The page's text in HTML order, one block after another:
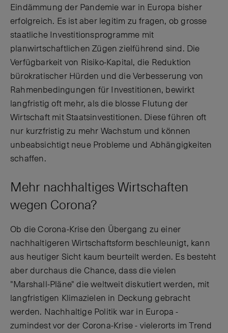
Eindämmung der Pandemie war in Europa bisher
erfolgreich. Es ist aber legitim zu fragen, ob grosse
staatliche Investitionsprogramme mit
planwirtschaftlichen Zügen zielführend sind. Die
Verfügbarkeit von Risiko-Kapital, die Reduktion
bürokratischer Hürden und die Verbesserung von
Rahmenbedingungen für Investitionen, bewirkt
langfristig oft mehr, als die blosse Flutung der
Wirtschaft mit Staatsinvestitionen. Diese führen oft
nur kurzfristig zu mehr Wachstum und können
unbeabsichtigt neue Probleme und Abhängigkeiten
schaffen.
Mehr nachhaltiges Wirtschaften
wegen Corona?
Ob die Corona-Krise den Übergang zu einer
nachhaltigeren Wirtschaftsform beschleunigt, kann
aus heutiger Sicht kaum beurteilt werden. Es besteht
aber durchaus die Chance, dass die vielen
"Marshall-Pläne" die weltweit diskutiert werden, mit
langfristigen Klimazielen in Deckung gebracht
werden. Nachhaltige Politik war in Europa -
zumindest vor der Corona-Krise - vielerorts im Trend